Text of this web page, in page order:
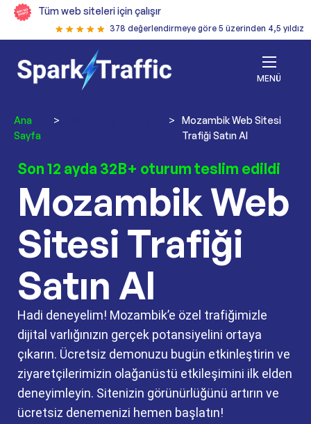
Tüm web siteleri için çalışır
378 değerlendirmeye göre 5 üzerinden 4,5 yıldız
MENÜ
Ana
Sayfa
> >
Mozambik Web Sitesi
Trafiği Satın Al
Son 12 ayda 32B+ oturum teslim edildi
Mozambik Web
Sitesi Trafiği
Satın Al
Hadi deneyelim! Mozambik’e özel trafiğimizle
dijital varlığınızın gerçek potansiyelini ortaya
çıkarın. Ücretsiz demonuzu bugün etkinleştirin ve
ziyaretçilerimizin olağanüstü etkileşimini ilk elden
deneyimleyin. Sitenizin görünürlüğünü artırın ve
ücretsiz denemenizi hemen başlatın!